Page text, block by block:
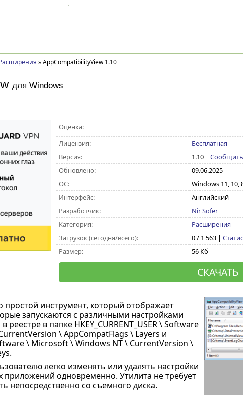
»AppCompatibilityView 1.10
для Windows
Оценка:
Лицензия:
Бесплатная
Версия:
1.10|
Обновлено:
09.06.2025
ОС:
Windows 11, 10,
Интерфейс:
Английский
Разработчик:
Nir Sofer
Категория:
Расширения
Загрузок (сегодня/всего):
0 / 1 563 |
Размер:
56 Кб
СКАЧАТЬ
простой инструмент, который отображает
запускаются с различными настройками
реестре в папке HKEY_CURRENT_USER \ Software
\ AppCompatFlags \ Layers и
\ Microsoft \ Windows NT \ CurrentVersion \
легко изменять или удалять настройки
приложений одновременно. Утилита не требует
непосредственно со съемного диска.